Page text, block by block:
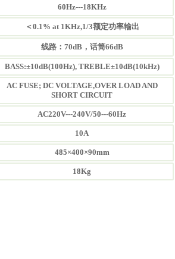
60Hz---18KHz
＜0.1% at 1KHz,1/3额定功率输出
线路：70dB，话筒66dB
BASS:±10dB(100Hz), TREBLE±10dB(10kHz)
AC FUSE; DC VOLTAGE,OVER LOAD AND
SHORT CIRCUIT
AC220V---240V/50---60Hz
10A
485×400×90mm
18Kg